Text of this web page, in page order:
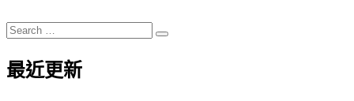
Search
for:
Search
最近更新